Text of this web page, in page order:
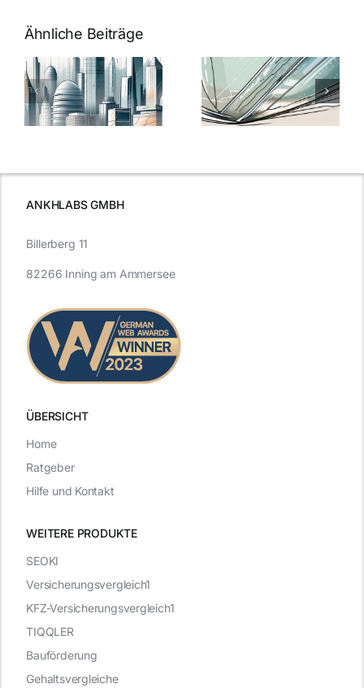
Ähnliche Beiträge
5 Gründe,
warum
Nanoversiegelung
auf Glas
7
Expertentipps
für maximale
ANKHLABS GMBH
ÜBERSICHT
WEITERE PRODUKTE
Billerberg 11
82266 Inning am Ammersee
SEOKI
Versicherungsvergleich1
KFZ-Versicherungsvergleich1
TIQQLER
Bauförderung
Gehaltsvergleiche
Home
Ratgeber
Hilfe und Kontakt